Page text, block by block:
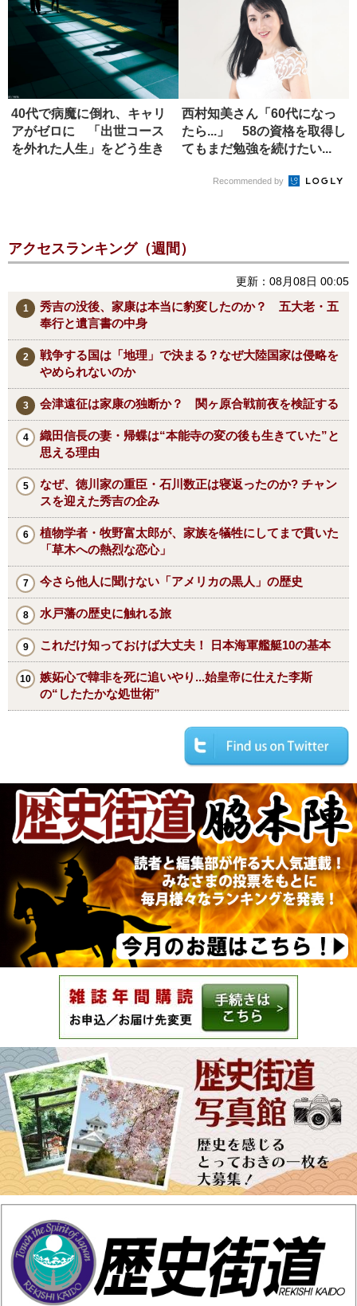
40代で病魔に倒れ、キャリ
アがゼロに 「出世コース
を外れた人生」をどう生き
西村知美さん「60代になっ
たら...」 58の資格を取得し
てもまだ勉強を続けたい...
Recommended by
アクセスランキング（週間）
更新：08月08日 00:05
秀吉の没後、家康は本当に豹変したのか？ 五大老・五
奉行と遺言書の中身
戦争する国は「地理」で決まる？なぜ大陸国家は侵略を
やめられないのか
会津遠征は家康の独断か？ 関ヶ原合戦前夜を検証する
織田信長の妻・帰蝶は“本能寺の変の後も生きていた”と
思える理由
なぜ、徳川家の重臣・石川数正は寝返ったのか? チャン
スを迎えた秀吉の企み
植物学者・牧野富太郎が、家族を犠牲にしてまで貫いた
「草木への熱烈な恋心」
今さら他人に聞けない「アメリカの黒人」の歴史
水戸藩の歴史に触れる旅
これだけ知っておけば大丈夫！ 日本海軍艦艇10の基本
嫉妬心で韓非を死に追いやり...始皇帝に仕えた李斯
の“したたかな処世術”